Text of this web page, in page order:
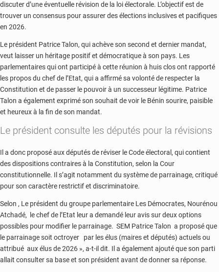
discuter d’une éventuelle révision de la loi électorale. L’objectif est de
trouver un consensus pour assurer des élections inclusives et pacifiques
en 2026.
Le président Patrice Talon, qui achève son second et dernier mandat,
veut laisser un héritage positif et démocratique à son pays. Les
parlementaires qui ont participé à cette réunion à huis clos ont rapporté
les propos du chef de l’Etat, qui a affirmé sa volonté de respecter la
Constitution et de passer le pouvoir à un successeur légitime. Patrice
Talon a également exprimé son souhait de voir le Bénin sourire, paisible
et heureux à la fin de son mandat.
Le président consulte les députés pour la révisions
Il a donc proposé aux députés de réviser le Code électoral, qui contient
des dispositions contraires à la Constitution, selon la Cour
constitutionnelle. Il s’agit notamment du système de parrainage, critiqué
pour son caractère restrictif et discriminatoire.
Selon , Le président du groupe parlementaire Les Démocrates, Nourénou
Atchadé, le chef de l’Etat leur a demandé leur avis sur deux options
possibles pour modifier le parrainage. SEM Patrice Talon a proposé que
le parrainage soit octroyer par les élus (maires et députés) actuels ou
attribué aux élus de 2026 », a-t-il dit. Il a également ajouté que son parti
allait consulter sa base et son président avant de donner sa réponse.